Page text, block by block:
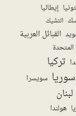
إيطاليا
التشيك
القبائل العربية
المتحدة
تركيا
سوريا سويسرا
لبنان
هولندا